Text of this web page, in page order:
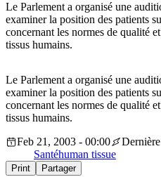
Le Parlement a organisé une
examiner la position des patients
concernant les normes de qualité
tissus humains.
Le Parlement a organisé une
examiner la position des patients
concernant les normes de qualité
tissus humains.
Feb 21, 2003 - 00:00
Santéhuman tissue
Print Partager